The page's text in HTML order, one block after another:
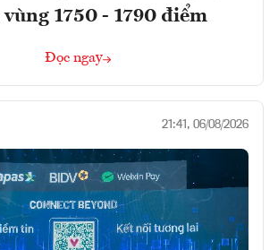
1750 - 1790 điểm
Đọc ngay
21:41, 06/08/2026